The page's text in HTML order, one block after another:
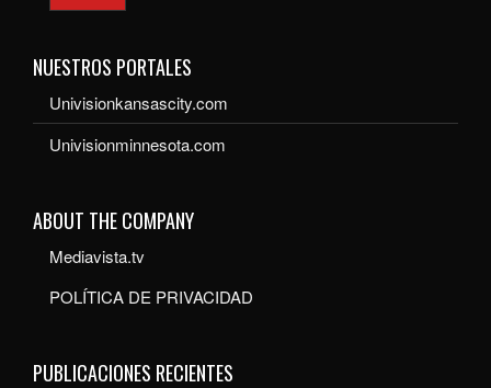
NUESTROS PORTALES
Univisionkansascity.com
Univisionminnesota.com
ABOUT THE COMPANY
Mediavista.tv
POLÍTICA DE PRIVACIDAD
PUBLICACIONES RECIENTES